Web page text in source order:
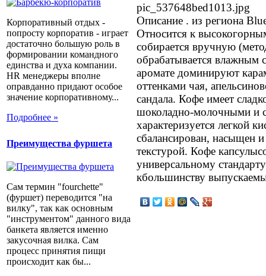
Корпоративный отдых -
попросту корпоратив - играет
достаточно большую роль в
формировании командного
единства и духа компании.
HR менеджеры вполне
оправданно придают особое
значение корпоративному...
Подробнее »
Преимущества фуршета
Сам термин "fourchette"
(фуршет) переводится "на
вилку", так как основным
"инструментом" данного вида
банкета является именно
закусочная вилка. Сам
процесс принятия пищи
происходит как бы...
pic_537648bed1013.jpg
Описание . из региона
Относится к
собирается вручную
обрабатывается влажным
аромате доминируют
оттенками чая,
сандала. Кофе имеет
шоколадно-молочными и
характеризуется легкой
сбалансирован, насыщен
текстурой. Кофе
универсальному
кбольшинству